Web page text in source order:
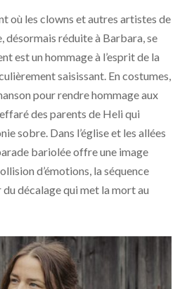
où les clowns et autres artistes de
désormais réduite à Barbara, se
est un hommage à l’esprit de la
saisissant. En costumes,
pour rendre hommage aux
des parents de Heli qui
sobre. Dans l’église et les allées
bariolée offre une image
d’émotions, la séquence
décalage qui met la mort au